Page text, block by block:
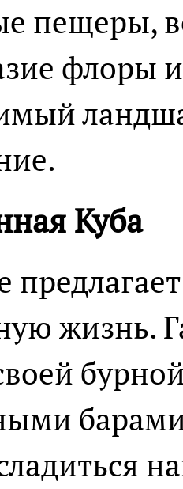
пещеры,
флоры
Куба
жизнь.